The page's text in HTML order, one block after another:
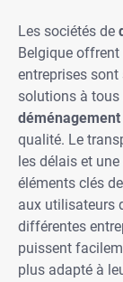
Les sociétés de
Belgique offrent
entreprises sont
solutions à tous
déménagement
qualité. Le
les délais et
éléments clés
aux utilisateurs
différentes
puissent
plus adapté à